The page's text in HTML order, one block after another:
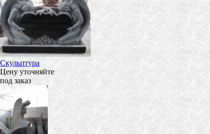
Скульптура
Цену уточняйте
под заказ